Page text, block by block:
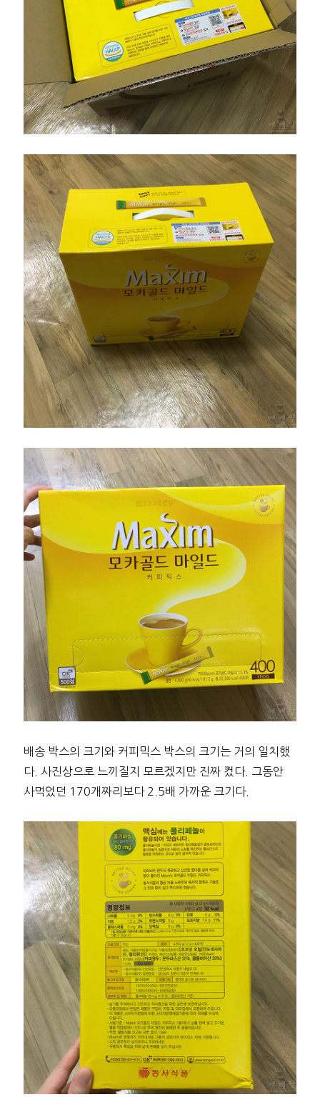
배송 박스의 크기와 커피믹스 박스의 크기는 거의 일치했
다. 사진상으로 느끼질지 모르겠지만 진짜 컸다. 그동안
사먹었던 170개짜리보다 2.5배 가까운 크기다.